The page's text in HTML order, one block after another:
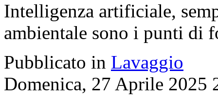
Intelligenza artificiale,
ambientale sono i punti di
Pubblicato in Lavaggio
Domenica, 27 Aprile 2025